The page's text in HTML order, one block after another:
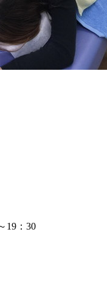
19：30